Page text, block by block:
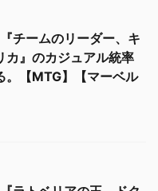
チームのリーダー、キ
カ』のカジュアル統率
。【MTG】【マーベル